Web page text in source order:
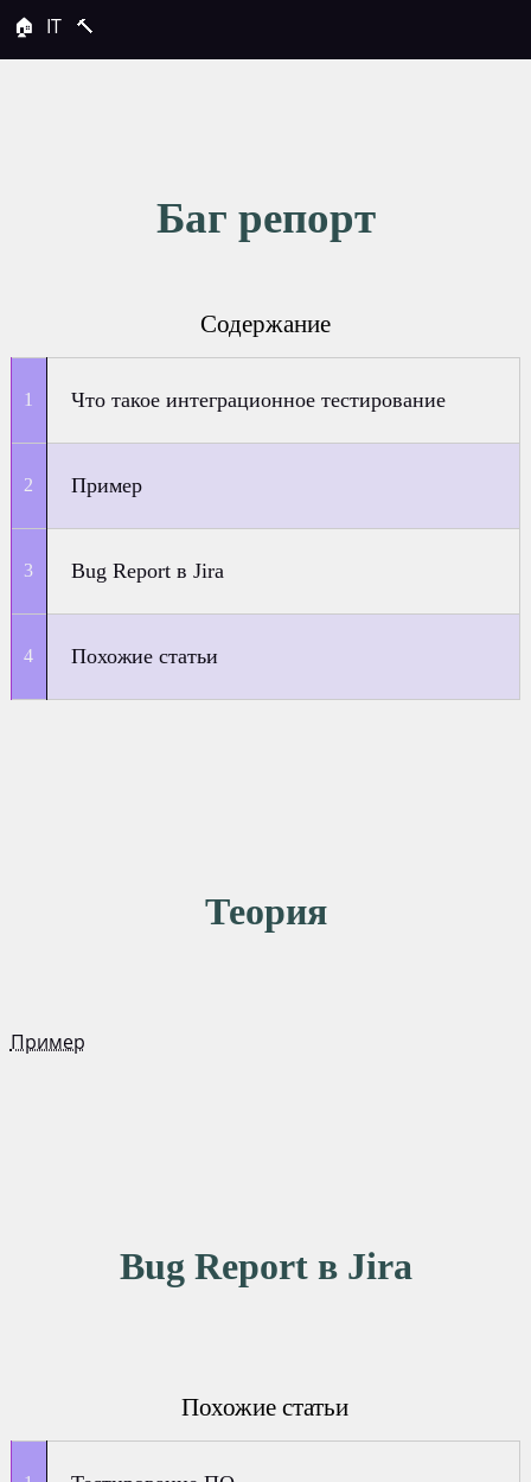
🏠 IT 🔨
Баг репорт
Содержание
Что такое интеграционное тестирование
Пример
Bug Report в Jira
Похожие статьи
Теория
Пример
Bug Report в Jira
Похожие статьи